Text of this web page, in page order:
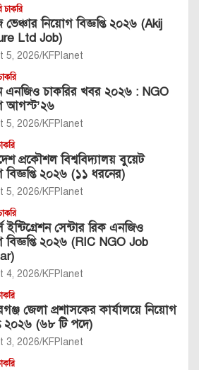
চাকরি
নিয়োগ বিজ্ঞপ্তি ২০২৬ (Akij
Ltd Job)
5, 2026 KFPlanet
এনজিও চাকরির খবর ২০২৬ : NGO
আগস্ট’২৬
5, 2026 KFPlanet
প্রকৌশল বিশ্ববিদ্যালয় বুয়েট
বিজ্ঞপ্তি ২০২৬ (১১ ধরনের)
5, 2026 KFPlanet
ইন্টিগ্রেশন সেন্টার রিক এনজিও
বিজ্ঞপ্তি ২০২৬ (RIC NGO Job
4, 2026 KFPlanet
জেলা প্রশাসকের কার্যালয়ে নিয়োগ
২০২৬ (৬৮ টি পদে)
3, 2026 KFPlanet